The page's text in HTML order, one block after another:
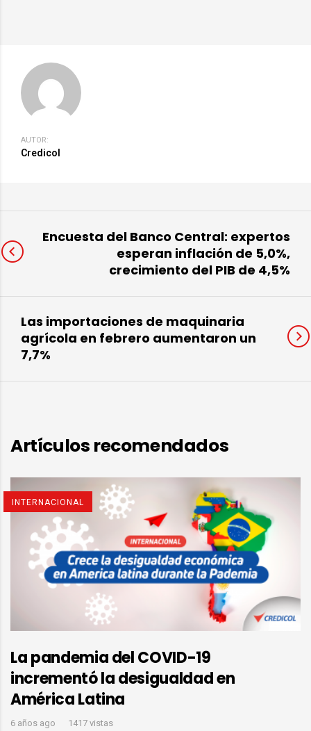
AUTOR:
Credicol
Encuesta del Banco Central: expertos
esperan inflación de 5,0%,
crecimiento del PIB de 4,5%
Las importaciones de maquinaria
agrícola en febrero aumentaron un
7,7%
Artículos recomendados
INTERNACIONAL
La pandemia del COVID-19
incrementó la desigualdad en
América Latina
6 años ago 1417 vistas